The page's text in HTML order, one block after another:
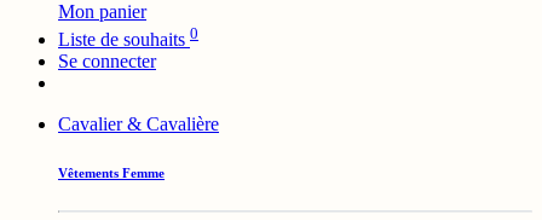
Mon panier
Liste de souhaits 0
Se connecter
Cavalier & Cavalière
Vêtements Femme